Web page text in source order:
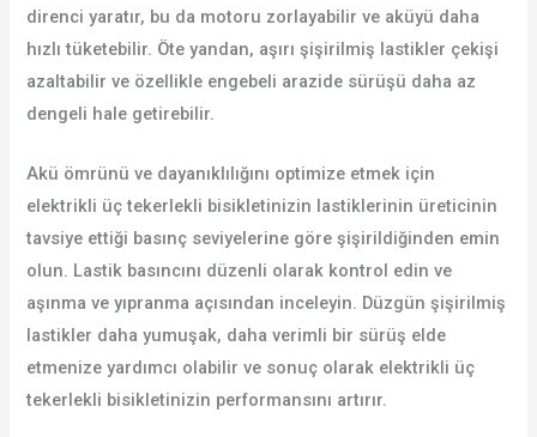
direnci yaratır, bu da motoru zorlayabilir ve aküyü daha
hızlı tüketebilir. Öte yandan, aşırı şişirilmiş lastikler çekişi
azaltabilir ve özellikle engebeli arazide sürüşü daha az
dengeli hale getirebilir.
Akü ömrünü ve dayanıklılığını optimize etmek için
elektrikli üç tekerlekli bisikletinizin lastiklerinin üreticinin
tavsiye ettiği basınç seviyelerine göre şişirildiğinden emin
olun. Lastik basıncını düzenli olarak kontrol edin ve
aşınma ve yıpranma açısından inceleyin. Düzgün şişirilmiş
lastikler daha yumuşak, daha verimli bir sürüş elde
etmenize yardımcı olabilir ve sonuç olarak elektrikli üç
tekerlekli bisikletinizin performansını artırır.